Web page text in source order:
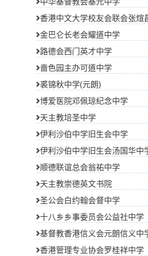
香港中文大学校友会联会张煊
金巴仑长老会耀道中学
路德会西门英才中学
啬色园主办可道中学
裘锦秋中学(元朗)
博爱医院邓佩琼纪念中学
天主教培圣中学
伊利沙伯中学旧生会中学
伊利沙伯中学旧生会汤国华中
顺德联谊总会翁祐中学
天主教崇德英文书院
圣公会白约翰会督中学
十八乡乡事委员会公益社中学
基督教香港信义会元朗信义中
香港管理专业协会罗桂祥中学